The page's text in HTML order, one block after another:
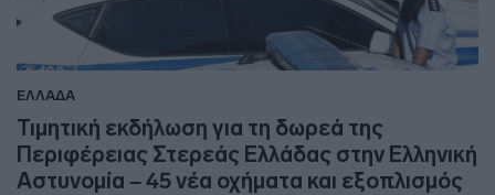
ΕΛΛΑΔΑ
Τιμητική εκδήλωση για τη δωρεά της
Περιφέρειας Στερεάς Ελλάδας στην Ελληνική
Αστυνομία – 45 νέα οχήματα και εξοπλισμός